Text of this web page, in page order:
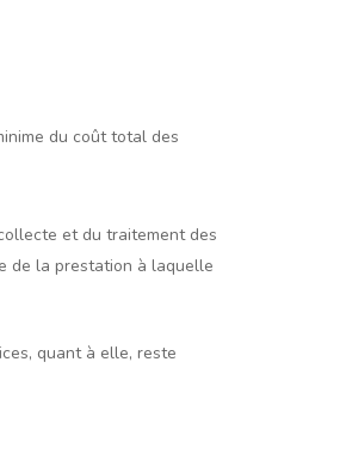
du coût total des
et du traitement des
de la prestation à laquelle
quant à elle, reste